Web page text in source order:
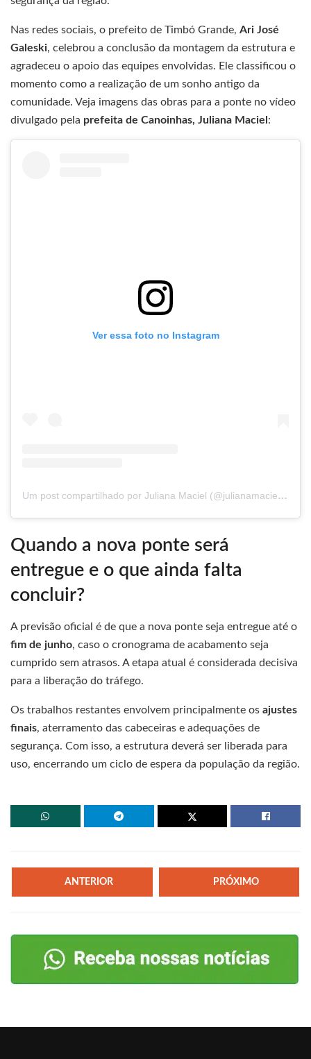
Nas redes sociais, o prefeito de Timbó Grande, Ari José
Galeski, celebrou a conclusão da montagem da estrutura e
agradeceu o apoio das equipes envolvidas. Ele classificou o
momento como a realização de um sonho antigo da
comunidade. Veja imagens das obras para a ponte no vídeo
divulgado pela prefeita de Canoinhas, Juliana Maciel :
Ver essa foto no Instagram
Um post compartilhado por Juliana Maciel (@julianamaciel_oficial)
Quando a nova ponte será
entregue e o que ainda falta
concluir?
A previsão oficial é de que a nova ponte seja entregue até o
fim de junho, caso o cronograma de acabamento seja
cumprido sem atrasos. A etapa atual é considerada decisiva
para a liberação do tráfego.
Os trabalhos restantes envolvem principalmente os ajustes
finais, aterramento das cabeceiras e adequações de
segurança. Com isso, a estrutura deverá ser liberada para
uso, encerrando um ciclo de espera da população da região.
ANTERIOR PRÓXIMO